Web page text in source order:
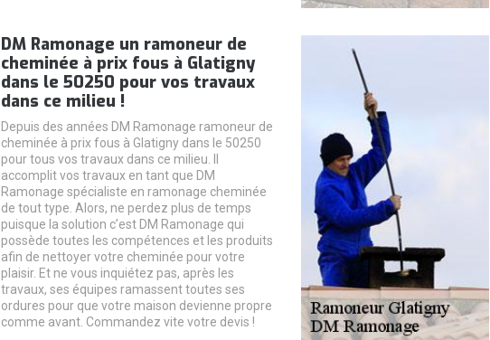
DM Ramonage un ramoneur de
cheminée à prix fous à Glatigny
dans le 50250 pour vos travaux
dans ce milieu !
Depuis des années DM Ramonage ramoneur de
cheminée à prix fous à Glatigny dans le 50250
pour tous vos travaux dans ce milieu. Il
accomplit vos travaux en tant que DM
Ramonage spécialiste en ramonage cheminée
de tout type. Alors, ne perdez plus de temps
puisque la solution c’est DM Ramonage qui
possède toutes les compétences et les produits
afin de nettoyer votre cheminée pour votre
plaisir. Et ne vous inquiétez pas, après les
travaux, ses équipes ramassent toutes ses
ordures pour que votre maison devienne propre
comme avant. Commandez vite votre devis !